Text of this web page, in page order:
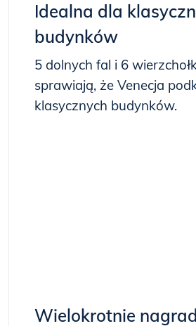
Idealna dla
budynków
5 dolnych fal i 6
sprawiają, że Venecja
klasycznych budynków.
Wielokrotnie